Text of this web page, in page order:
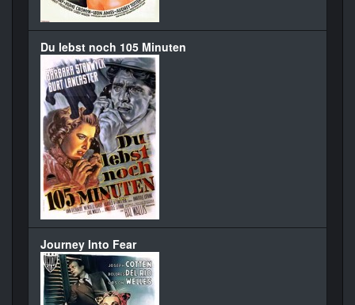
Du lebst noch 105 Minuten
Journey Into Fear